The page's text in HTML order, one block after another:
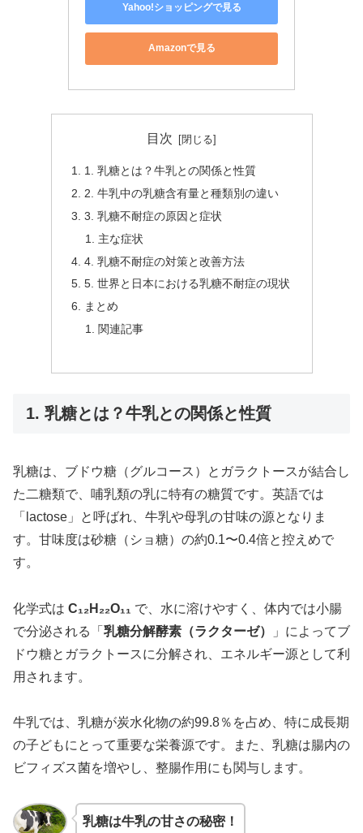
Yahoo!ショッピングで見る
Amazonで見る
目次
1. 乳糖とは？牛乳との関係と性質
2. 牛乳中の乳糖含有量と種類別の違い
3. 乳糖不耐症の原因と症状
主な症状
4. 乳糖不耐症の対策と改善方法
5. 世界と日本における乳糖不耐症の現状
まとめ
関連記事
1. 乳糖とは？牛乳との関係と性質
乳糖は、ブドウ糖（グルコース）とガラクトースが結合し
た二糖類で、哺乳類の乳に特有の糖質です。英語では
「lactose」と呼ばれ、牛乳や母乳の甘味の源となりま
す。甘味度は砂糖（ショ糖）の約0.1〜0.4倍と控えめで
す。
化学式は C₁₂H₂₂O₁₁ で、水に溶けやすく、体内では小腸
で分泌される「 乳糖分解酵素（ラクターゼ）
」によってブ
ドウ糖とガラクトースに分解され、エネルギー源として利
用されます。
牛乳では、乳糖が炭水化物の約99.8％を占め、特に成長期
の子どもにとって重要な栄養源です。また、乳糖は腸内の
ビフィズス菌を増やし、整腸作用にも関与します。
乳糖は牛乳の甘さの秘密！